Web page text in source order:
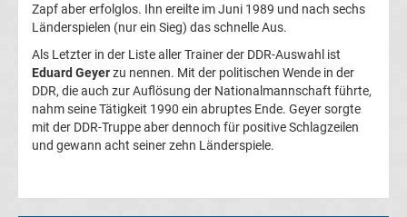
Pokal
Ergebnisse
Champions
Zapf aber erfolglos. Ihn ereilte im Juni 1989 und nach sechs
Länderspielen (nur ein Sieg) das schnelle Aus.
Als Letzter in der Liste aller Trainer der DDR-Auswahl ist
Eduard Geyerzu nennen. Mit der politischen Wende in der
DDR, die auch zur Auflösung der Nationalmannschaft führte,
nahm seine Tätigkeit 1990 ein abruptes Ende. Geyer sorgte
mit der DDR-Truppe aber dennoch für positive Schlagzeilen
und gewann acht seiner zehn Länderspiele.